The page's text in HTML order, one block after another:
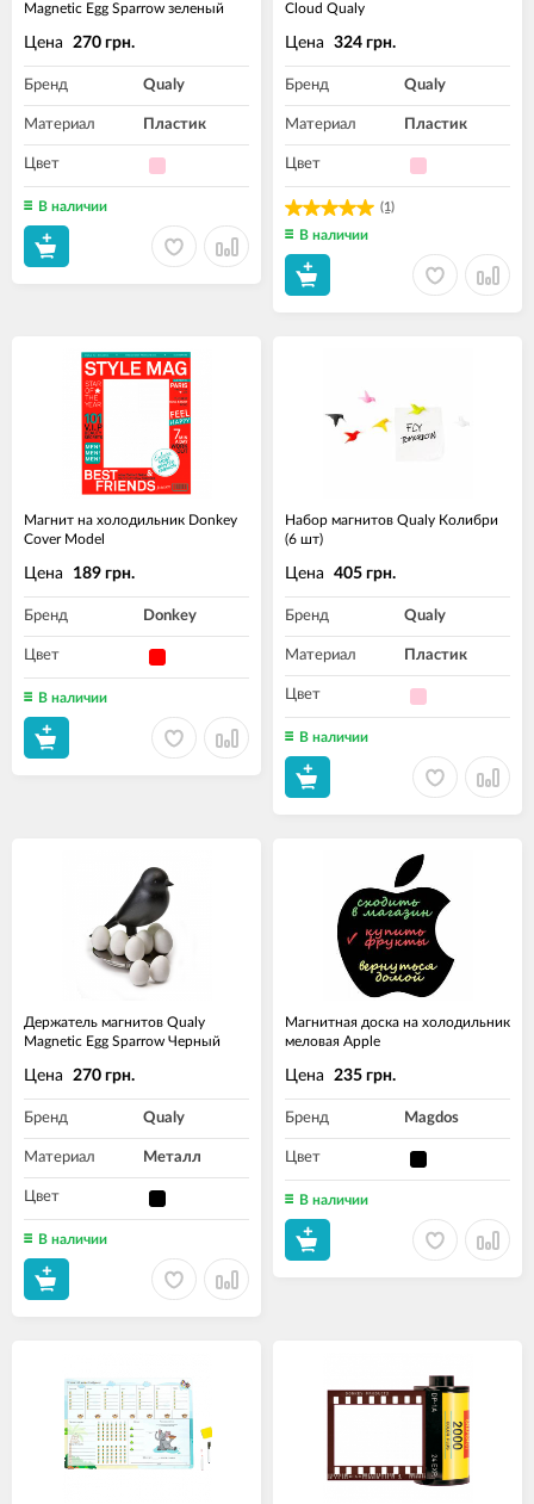
Magnetic Egg Sparrow зеленый
Цена 270 грн.
Бренд Qualy
Материал Пластик
Цвет
В наличии
Cloud Qualy
(1)
Цена 324 грн.
Бренд Qualy
Материал Пластик
Цвет
В наличии
Магнит на холодильник Donkey
Cover Model
Цена 189 грн.
Бренд Donkey
Цвет
В наличии
Набор магнитов Qualy Колибри
(6 шт)
Цена 405 грн.
Бренд Qualy
Материал Пластик
Цвет
В наличии
Держатель магнитов Qualy
Magnetic Egg Sparrow Черный
Цена 270 грн.
Бренд Qualy
Материал Металл
Цвет
В наличии
Магнитная доска на холодильник
меловая Apple
Цена 235 грн.
Бренд Magdos
Цвет
В наличии